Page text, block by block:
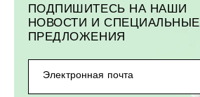
ПОДПИШИТЕСЬ НА НАШИ
НОВОСТИ И СПЕЦИАЛЬНЫЕ
ПРЕДЛОЖЕНИЯ
Электронная почта